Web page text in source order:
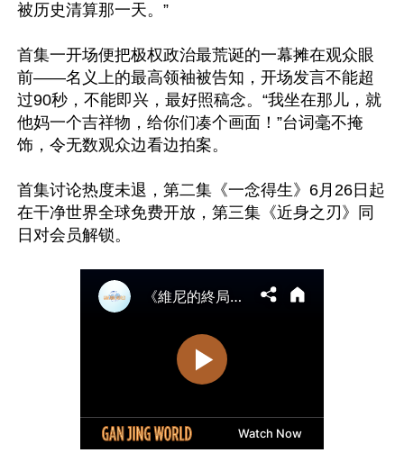
被历史清算那一天。”
首集一开场便把极权政治最荒诞的一幕摊在观众眼
前——名义上的最高领袖被告知，开场发言不能超
过90秒，不能即兴，最好照稿念。“我坐在那儿，就
他妈一个吉祥物，给你们凑个画面！”台词毫不掩
饰，令无数观众边看边拍案。
首集讨论热度未退，第二集《一念得生》6月26日起
在干净世界全球免费开放，第三集《近身之刃》同
日对会员解锁。